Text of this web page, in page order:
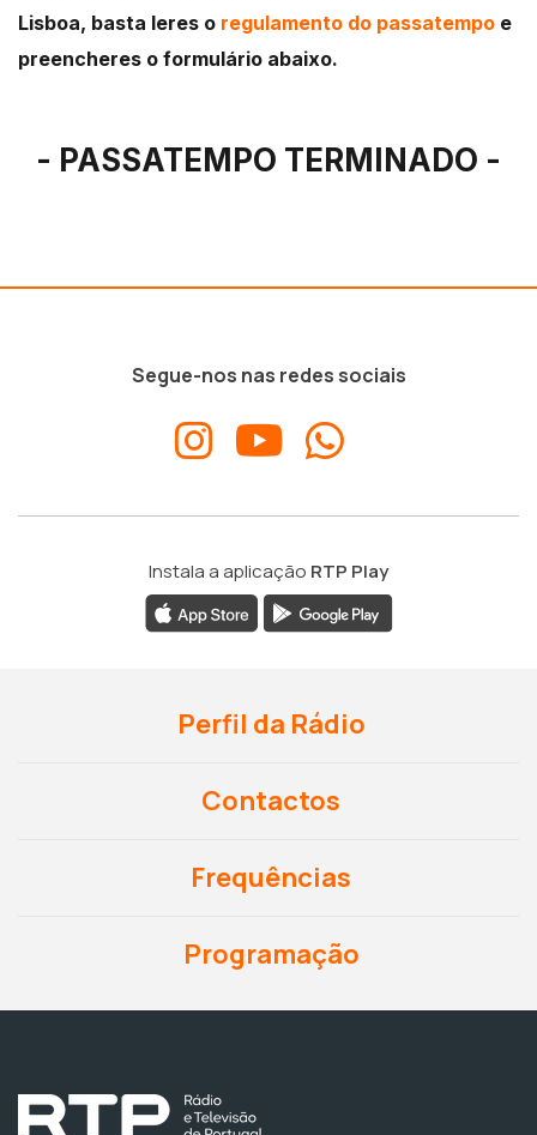
Lisboa, basta leres o regulamento do passatempo e
preencheres o formulário abaixo.
- PASSATEMPO TERMINADO -
Segue-nos nas redes sociais
Instala a aplicação RTP Play
Perfil da Rádio
Contactos
Frequências
Programação